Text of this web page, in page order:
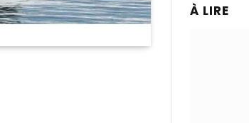
À LIRE